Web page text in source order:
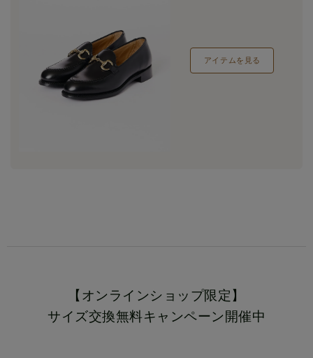
アイテムを見る
【オンラインショップ限定】
サイズ交換無料キャンペーン開催中